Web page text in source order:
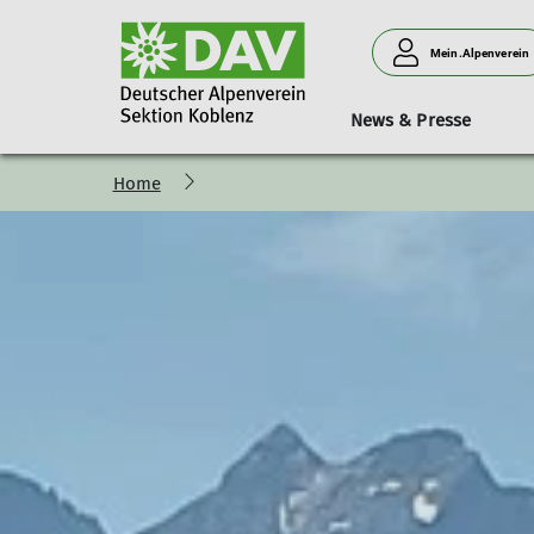
Mein.Alpenverein
News & Presse
Neues aus der Sektion
Geschäftsstelle Personen
Vorträge Kurse & Touren
Bergsteigen Donnerstagssport Familien
Hütten Verleih
Home